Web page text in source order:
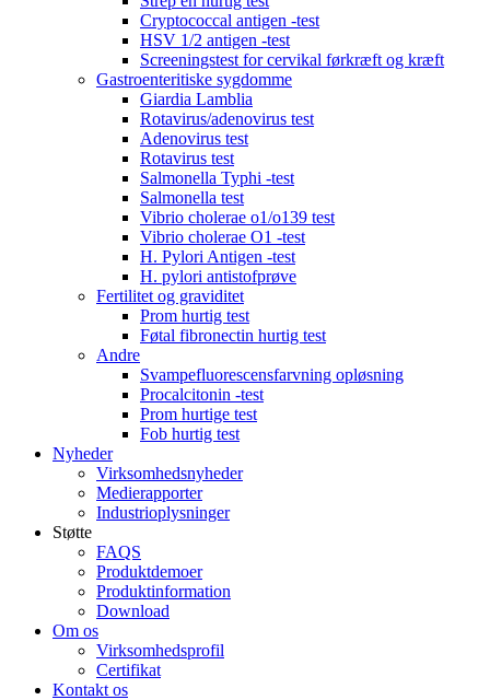
Cryptococcal antigen -test
HSV 1/2 antigen -test
Screeningstest for cervikal førkræft og kræft
Gastroenteritiske sygdomme
Giardia Lamblia
Rotavirus/adenovirus test
Adenovirus test
Rotavirus test
Salmonella Typhi -test
Salmonella test
Vibrio cholerae o1/o139 test
Vibrio cholerae O1 -test
H. Pylori Antigen -test
H. pylori antistofprøve
Fertilitet og graviditet
Prom hurtig test
Føtal fibronectin hurtig test
Andre
Svampefluorescensfarvning opløsning
Procalcitonin -test
Prom hurtige test
Fob hurtig test
Nyheder
Virksomhedsnyheder
Medierapporter
Industrioplysninger
Støtte
FAQS
Produktdemoer
Produktinformation
Download
Om os
Virksomhedsprofil
Certifikat
Kontakt os